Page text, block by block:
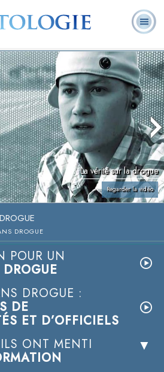
ce que la
?
Ministres
volontaires
Foire aux
questions
Livres
La vérité sur la drogue
Regarder la vidéo
DROGUE
POUR UN
DROGUE :
DE
ET D’OFFICIELS
ONT MENTI